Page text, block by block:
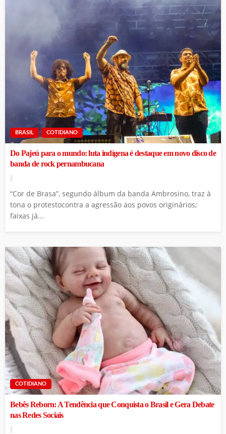
BRASIL COTIDIANO
Do Pajeú para o mundo: luta indígena é destaque em novo disco de
banda de rock pernambucana
“Cor de Brasa”, segundo álbum da banda Ambrosino, traz à
tona o protestocontra a agressão aos povos originários;
faixas já...
COTIDIANO
Bebês Reborn: A Tendência que Conquista o Brasil e Gera Debate
nas Redes Sociais